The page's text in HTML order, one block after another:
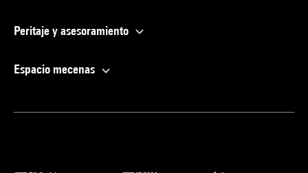
Peritaje y asesoramiento
Espacio mecenas